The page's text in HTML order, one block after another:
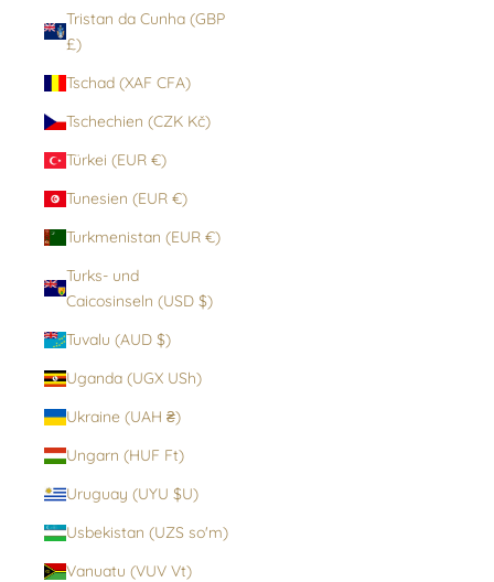
Tristan da Cunha (GBP
£)
Tschad (XAF CFA)
Tschechien (CZK Kč)
Türkei (EUR €)
Tunesien (EUR €)
Turkmenistan (EUR €)
Turks- und
Caicosinseln (USD $)
Tuvalu (AUD $)
Uganda (UGX USh)
Ukraine (UAH ₴)
Ungarn (HUF Ft)
Uruguay (UYU $U)
Usbekistan (UZS so'm)
Vanuatu (VUV Vt)